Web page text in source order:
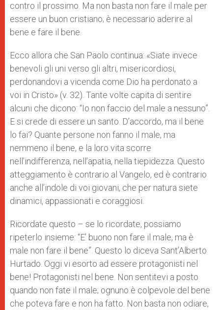
contro il prossimo. Ma non basta non fare il male per
essere un buon cristiano; è necessario aderire al
bene e fare il bene.
Ecco allora che San Paolo continua: «Siate invece
benevoli gli uni verso gli altri, misericordiosi,
perdonandovi a vicenda come Dio ha perdonato a
voi in Cristo» (v. 32). Tante volte capita di sentire
alcuni che dicono: “Io non faccio del male a nessuno”.
E si crede di essere un santo. D’accordo, ma il bene
lo fai? Quante persone non fanno il male, ma
nemmeno il bene, e la loro vita scorre
nell’indifferenza, nell’apatia, nella tiepidezza. Questo
atteggiamento è contrario al Vangelo, ed è contrario
anche all’indole di voi giovani, che per natura siete
dinamici, appassionati e coraggiosi.
Ricordate questo – se lo ricordate, possiamo
ripeterlo insieme: “E’ buono non fare il male, ma è
male non fare il bene”. Questo lo diceva Sant’Alberto
Hurtado. Oggi vi esorto ad essere protagonisti nel
bene! Protagonisti nel bene. Non sentitevi a posto
quando non fate il male; ognuno è colpevole del bene
che poteva fare e non ha fatto. Non basta non odiare,